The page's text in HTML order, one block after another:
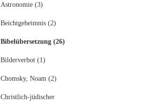
Astronomie (3)
Beichtgeheimnis (2)
Bibelübersetzung (26)
Bilderverbot (1)
Chomsky, Noam (2)
Christlich-jüdischer